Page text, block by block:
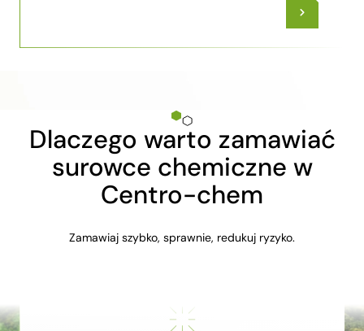
Dlaczego warto zamawiać
surowce chemiczne w
Centro-chem
Zamawiaj szybko, sprawnie, redukuj ryzyko.